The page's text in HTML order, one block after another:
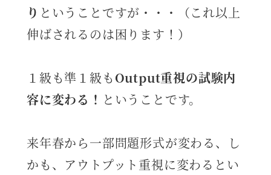
り ということですが・・・（これ以上
伸ばされるのは困ります！）
１級も準１級もOutput重視の試験内
容に変わる！ ということです。
来年春から一部問題形式が変わる、し
かも、アウトプット重視に変わるとい